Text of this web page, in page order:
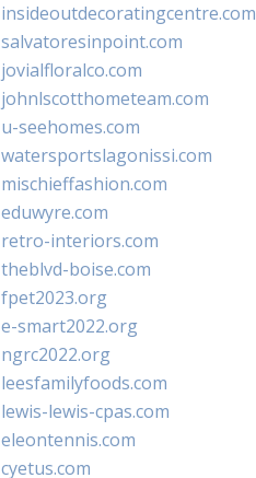
insideoutdecoratingcentre.com
salvatoresinpoint.com
jovialfloralco.com
johnlscotthometeam.com
u-seehomes.com
watersportslagonissi.com
mischieffashion.com
eduwyre.com
retro-interiors.com
theblvd-boise.com
fpet2023.org
e-smart2022.org
ngrc2022.org
leesfamilyfoods.com
lewis-lewis-cpas.com
eleontennis.com
cyetus.com